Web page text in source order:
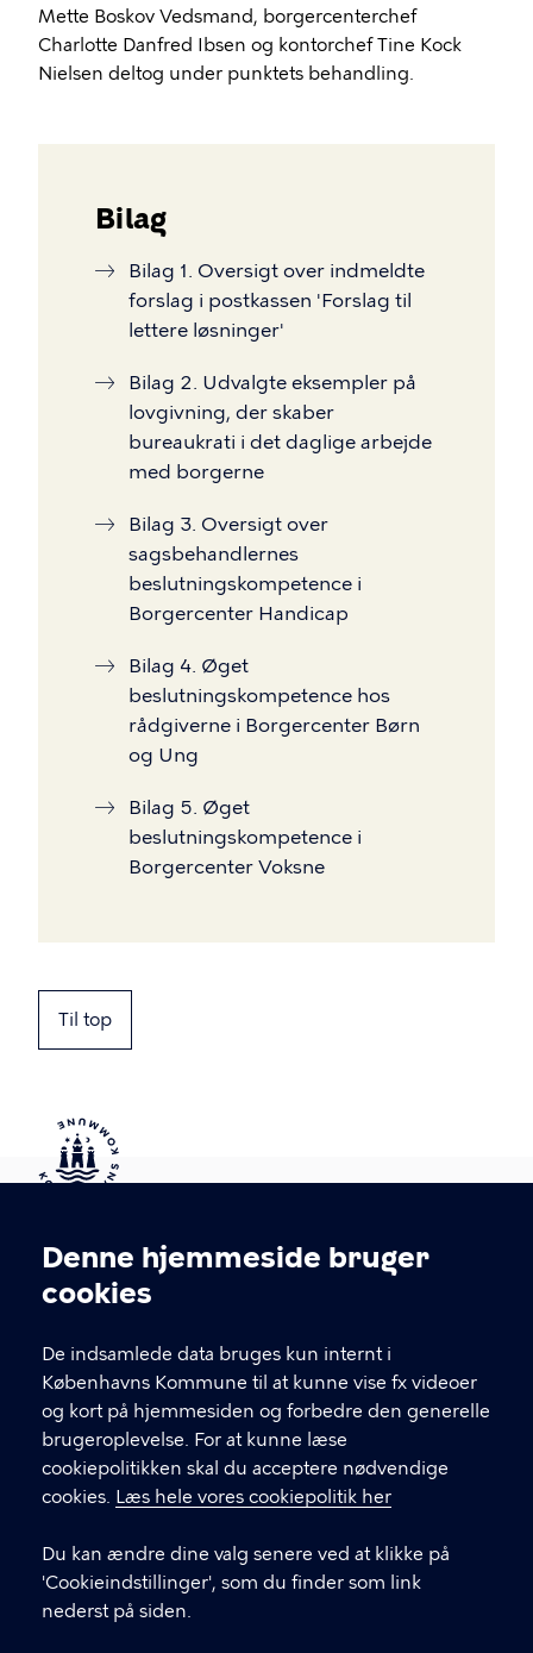
Cookieindstillinger
Denne hjemmeside bruger
cookies
De indsamlede data bruges kun internt i
Københavns Kommune til at kunne vise fx videoer
og kort på hjemmesiden og forbedre den generelle
brugeroplevelse. For at kunne læse
cookiepolitikken skal du acceptere nødvendige
cookies. Læs hele vores cookiepolitik her
Du kan ændre dine valg senere ved at klikke på
'Cookieindstillinger', som du finder som link
nederst på siden.
Mette Boskov Vedsmand, borgercenterchef
Charlotte Danfred Ibsen og kontorchef Tine Kock
Nielsen deltog under punktets behandling.
Bilag
Bilag 1. Oversigt over indmeldte
forslag i postkassen 'Forslag til
lettere løsninger'
Bilag 2. Udvalgte eksempler på
lovgivning, der skaber
bureaukrati i det daglige arbejde
med borgerne
Bilag 3. Oversigt over
sagsbehandlernes
beslutningskompetence i
Borgercenter Handicap
Bilag 4. Øget
beslutningskompetence hos
rådgiverne i Borgercenter Børn
og Ung
Bilag 5. Øget
beslutningskompetence i
Borgercenter Voksne
Til top
Kontakt Københavns Kommune
T
fFind andre kontakter her
CVR-nummer64942212
GENVEJE
Digital Post
Databeskyttelse